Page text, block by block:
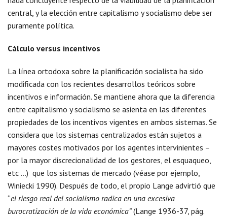
central, y la elección entre capitalismo y socialismo debe ser
puramente política.
Cálculo versus incentivos
La línea ortodoxa sobre la planificación socialista ha sido
modificada con los recientes desarrollos teóricos sobre
incentivos e información. Se mantiene ahora que la diferencia
entre capitalismo y socialismo se asienta en las diferentes
propiedades de los incentivos vigentes en ambos sistemas. Se
considera que los sistemas centralizados están sujetos a
mayores costes motivados por los agentes intervinientes –
por la mayor discrecionalidad de los gestores, el esquaqueo,
etc …) que los sistemas de mercado (véase por ejemplo,
Winiecki 1990). Después de todo, el propio Lange advirtió que
“el riesgo real del socialismo radica en una excesiva
burocratización de la vida económica”(Lange 1936-37, pág.